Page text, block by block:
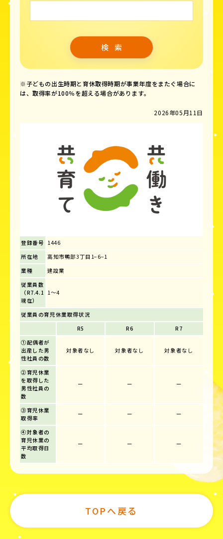
※子どもの出生時期と育休取得時期が事業年度をまたぐ場合に
は、取得率が100％を超える場合があります。
2026年05月11日
登録番号 1446
所在地
高知市鴨部3丁目1−6−1
業種
建設業
従業員数
（R7.4.1
現在）
1～4
従業員の育児休業取得状況
R5
R6
R7
①配偶者が
出産した男
性社員の数
対象者なし 対象者なし 対象者なし
②育児休業
を取得した
男性社員の
数
ー ー ー
③育児休業
取得率
ー ー ー
④対象者の
育児休業の
平均取得日
数
ー ー ー
TOPへ戻る